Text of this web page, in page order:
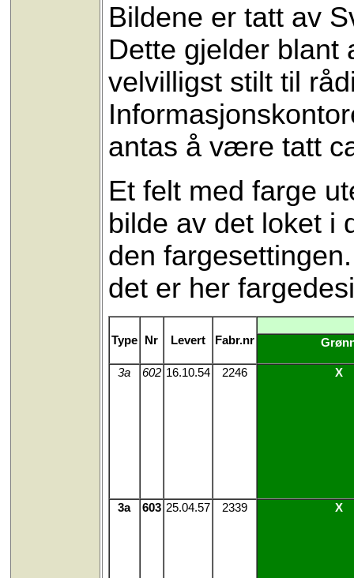
Bildene er tatt av
Dette gjelder
velvilligst stilt til
antas å være tatt
Et felt med farge
bilde av det loket i
den
det er her
Type Nr Levert Fabr.nr
3a 602 16.10.54 2246 X
3a 603 25.04.57 2339 X